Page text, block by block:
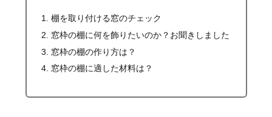
棚を取り付ける窓のチェック
窓枠の棚に何を飾りたいのか？お聞きしました
窓枠の棚の作り方は？
窓枠の棚に適した材料は？